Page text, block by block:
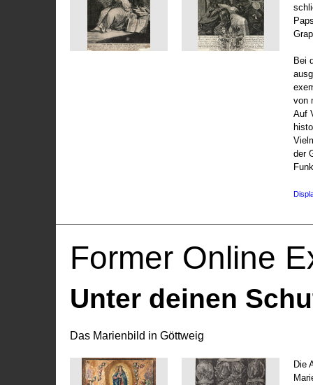
Bei
von
Auf
der
Former Online
Unter deinen
Das Marienbild in Göttweig
Die